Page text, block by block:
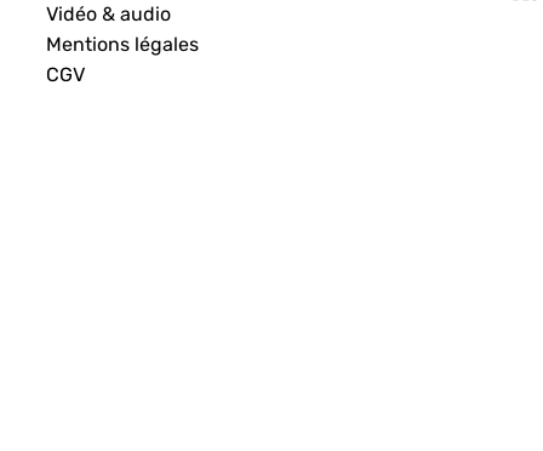
Vidéo & audio
Mentions légales
CGV